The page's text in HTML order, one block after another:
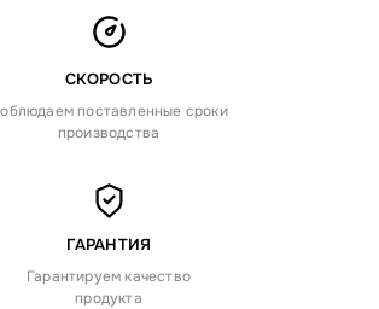
СКОРОСТЬ
поставленные сроки
производства
ГАРАНТИЯ
Гарантируем качество
продукта